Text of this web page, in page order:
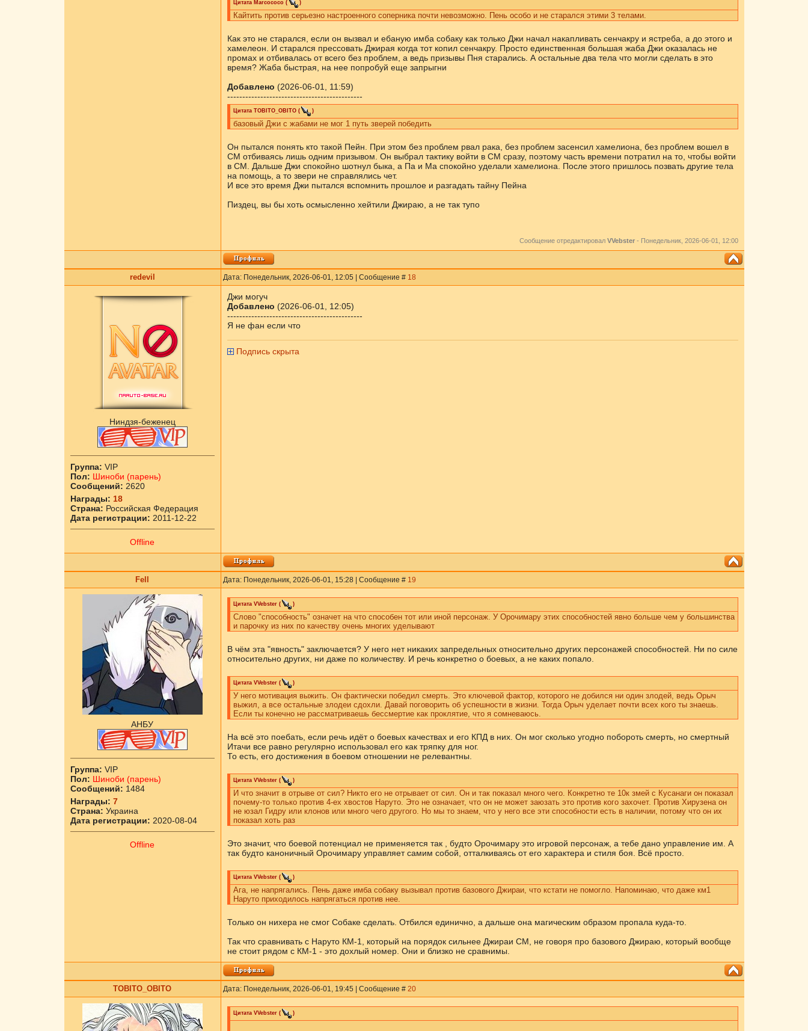
Цитата Marcococo ( )
Кайтить против серьезно настроенного соперника почти невозможно. Пень особо и не старался этими 3 телами.
Как это не старался, если он вызвал и ебаную имба собаку как только Джи начал накапливать сенчакру и ястреба, а до этого и
хамелеон. И старался прессовать Джирая когда тот копил сенчакру. Просто единственная большая жаба Джи оказалась не
промах и отбивалась от всего без проблем, а ведь призывы Пня старались. А остальные два тела что могли сделать в это
время? Жаба быстрая, на нее попробуй еще запрыгни
Добавлено (2026-06-01, 11:59)
---------------------------------------------
Цитата ТОBITO_OBITO( )
базовый Джи с жабами не мог 1 путь зверей победить
Он пытался понять кто такой Пейн. При этом без проблем рвал рака, без проблем засенсил хамелиона, без проблем вошел в
СМ отбиваясь лишь одним призывом. Он выбрал тактику войти в СМ сразу, поэтому часть времени потратил на то, чтобы войти
в СМ. Дальше Джи спокойно шотнул быка, а Па и Ма спокойно уделали хамелиона. После этого пришлось позвать другие тела
на помощь, а то звери не справлялись чет.
И все это время Джи пытался вспомнить прошлое и разгадать тайну Пейна
Пиздец, вы бы хоть осмысленно хейтили Джираю, а не так тупо
Сообщение отредактировал VVebster- Понедельник, 2026-06-01, 12:00
redevil Дата: Понедельник, 2026-06-01, 12:05 | Сообщение # 18
Ниндзя-беженец
Группа: VIP
Пол: Шиноби (парень)
Сообщений: 2620
Награды: 18
Страна: Российская Федерация
Дата регистрации: 2011-12-22
Offline
Джи могуч
Добавлено (2026-06-01, 12:05)
---------------------------------------------
Я не фан если что
Подпись скрыта
Fell Дата: Понедельник, 2026-06-01, 15:28 | Сообщение # 19
АНБУ
Группа: VIP
Пол: Шиноби (парень)
Сообщений: 1484
Награды: 7
Страна: Украина
Дата регистрации: 2020-08-04
Offline
Цитата VVebster( )
Слово "способность" означет на что способен тот или иной персонаж. У Орочимару этих способностей явно больше чем у большинства
и парочку из них по качеству очень многих уделывают
В чём эта "явность" заключается? У него нет никаких запредельных относительно других персонажей способностей. Ни по силе
относительно других, ни даже по количеству. И речь конкретно о боевых, а не каких попало.
Цитата VVebster( )
У него мотивация выжить. Он фактически победил смерть. Это ключевой фактор, которого не добился ни один злодей, ведь Орыч
выжил, а все остальные злодеи сдохли. Давай поговорить об успешности в жизни. Тогда Орыч уделает почти всех кого ты знаешь.
Если ты конечно не рассматриваешь бессмертие как проклятие, что я сомневаюсь.
На всё это поебать, если речь идёт о боевых качествах и его КПД в них. Он мог сколько угодно побороть смерть, но смертный
Итачи все равно регулярно использовал его как тряпку для ног.
То есть, его достижения в боевом отношении не релевантны.
Цитата VVebster( )
И что значит в отрыве от сил? Никто его не отрывает от сил. Он и так показал много чего. Конкретно те 10к змей с Кусанаги он показал
почему-то только против 4-ех хвостов Наруто. Это не означает, что он не может заюзать это против кого захочет. Против Хирузена он
не юзал Гидру или клонов или много чего другого. Но мы то знаем, что у него все эти способности есть в наличии, потому что он их
показал хоть раз
Это значит, что боевой потенциал не применяется так , будто Орочимару это игровой персонаж, а тебе дано управление им. А
так будто каноничный Орочимару управляет самим собой, отталкиваясь от его характера и стиля боя. Всё просто.
Цитата VVebster( )
Ага, не напрягались. Пень даже имба собаку вызывал против базового Джираи, что кстати не помогло. Напоминаю, что даже км1
Наруто приходилось напрягаться против нее.
Только он нихера не смог Собаке сделать. Отбился единично, а дальше она магическим образом пропала куда-то.
Так что сравнивать с Наруто КМ-1, который на порядок сильнее Джираи СМ, не говоря про базового Джираю, который вообще
не стоит рядом с КМ-1 - это дохлый номер. Они и близко не сравнимы.
ТОBITO_OBITO Дата: Понедельник, 2026-06-01, 19:45 | Сообщение # 20
Цитата VVebster( )